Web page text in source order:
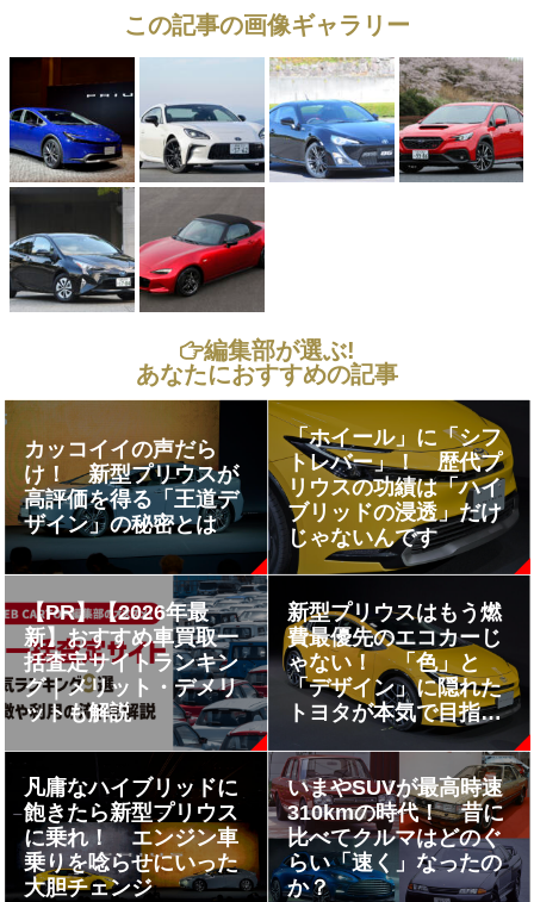
この記事の画像ギャラリー
編集部が選ぶ!
あなたにおすすめの記事
カッコイイの声だら
け！ 新型プリウスが
高評価を得る「王道デ
ザイン」の秘密とは
「ホイール」に「シフ
トレバー」！ 歴代プ
リウスの功績は「ハイ
ブリッドの浸透」だけ
じゃないんです
【PR】【2026年最
新】おすすめ車買取一
括査定サイトランキン
グ｜メリット・デメリ
ットも解説
新型プリウスはもう燃
費最優先のエコカーじ
ゃない！ 「色」と
「デザイン」に隠れた
トヨタが本気で目指す
「愛車道」
凡庸なハイブリッドに
飽きたら新型プリウス
に乗れ！ エンジン車
乗りを唸らせにいった
大胆チェンジ
いまやSUVが最高時速
310kmの時代！ 昔に
比べてクルマはどのぐ
らい「速く」なったの
か？